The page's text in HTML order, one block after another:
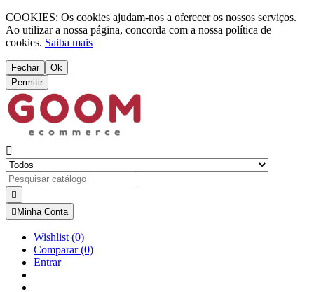
COOKIES: Os cookies ajudam-nos a oferecer os nossos serviços.
Ao utilizar a nossa página, concorda com a nossa política de
cookies. Saiba mais
Fechar
Ok
Permitir


 Minha Conta
Wishlist (0)
Comparar(0)
Entrar